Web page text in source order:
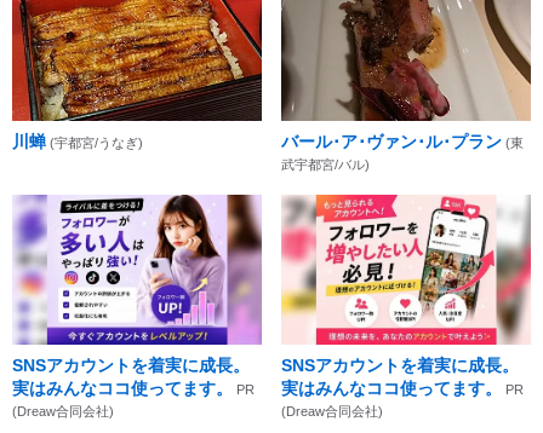
川蝉 (宇都宮/うなぎ) バール･ア･ヴァン･ル･プラン (東
武宇都宮/バル)
SNSアカウントを着実に成長。
実はみんなココ使ってます。
PR
(Dreaw合同会社)
SNSアカウントを着実に成長。
実はみんなココ使ってます。
PR
(Dreaw合同会社)